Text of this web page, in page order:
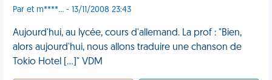
Par et m****... - 13/11/2008 23:43
Aujourd'hui, au lycée, cours d'allemand. La prof : "Bien,
alors aujourd'hui, nous allons traduire une chanson de
Tokio Hotel [...]" VDM